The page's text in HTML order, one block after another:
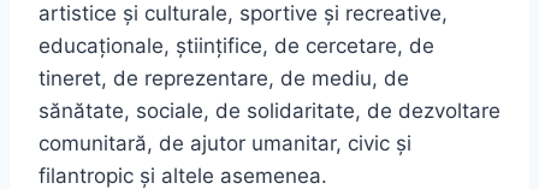
artistice şi culturale, sportive şi recreative,
educaţionale, ştiinţifice, de cercetare, de
tineret, de reprezentare, de mediu, de
sănătate, sociale, de solidaritate, de dezvoltare
comunitară, de ajutor umanitar, civic şi
filantropic şi altele asemenea.